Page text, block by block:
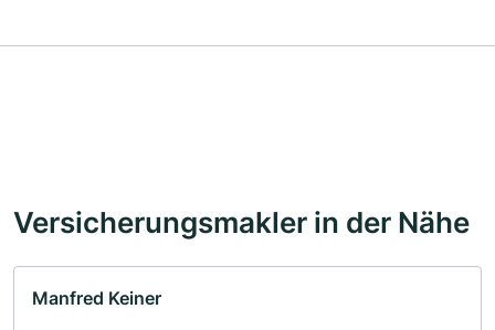
Versicherungsmakler in der Nähe
Manfred Keiner